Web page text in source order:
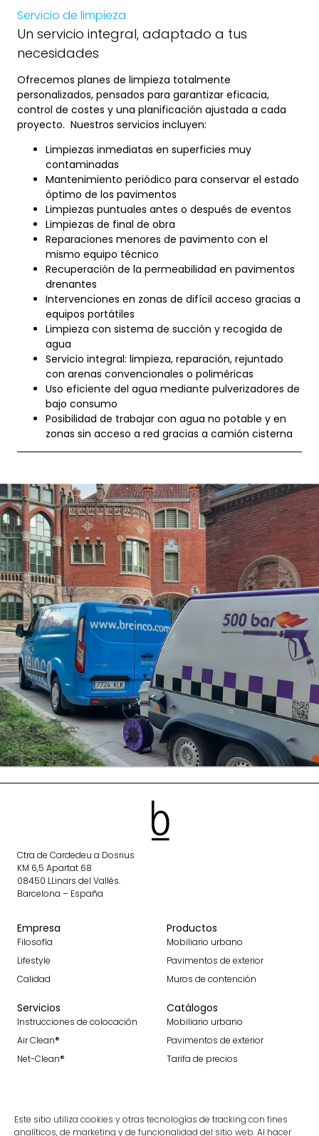
Este sitio utiliza cookies y otras tecnologías de tracking con fines
analíticos, de marketing y de funcionalidad del sitio web. Al hacer
Servicio de limpieza
Un servicio integral, adaptado a tus
necesidades
Ofrecemos planes de limpieza totalmente
personalizados, pensados para garantizar eficacia,
control de costes y una planificación ajustada a cada
proyecto. Nuestros servicios incluyen:
Limpiezas inmediatas en superficies muy
contaminadas
Mantenimiento periódico para conservar el estado
óptimo de los pavimentos
Limpiezas puntuales antes o después de eventos
Limpiezas de final de obra
Reparaciones menores de pavimento con el
mismo equipo técnico
Recuperación de la permeabilidad en pavimentos
drenantes
Intervenciones en zonas de difícil acceso gracias a
equipos portátiles
Limpieza con sistema de succión y recogida de
agua
Servicio integral: limpieza, reparación, rejuntado
con arenas convencionales o poliméricas
Uso eficiente del agua mediante pulverizadores de
bajo consumo
Posibilidad de trabajar con agua no potable y en
zonas sin acceso a red gracias a camión cisterna
Ctra de Cardedeu a Dosrius
KM 6,5 Apartat 68
08450 LLinars del Vallès.
Barcelona – España
Empresa
Filosofía
Lifestyle
Calidad
Productos
Mobiliario urbano
Pavimentos de exterior
Muros de contención
Servicios
Instrucciones de colocación
Air Clean®
Net-Clean®
Catálogos
Mobiliario urbano
Pavimentos de exterior
Tarifa de precios
Únete a nosotros